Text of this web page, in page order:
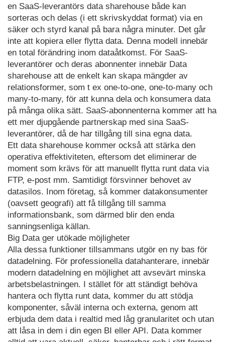
en SaaS-leverantörs data sharehouse både kan
sorteras och delas (i ett skrivskyddat format) via en
säker och styrd kanal på bara några minuter. Det går
inte att kopiera eller flytta data. Denna modell innebär
en total förändring inom dataåtkomst. För SaaS-
leverantörer och deras abonnenter innebär Data
sharehouse att de enkelt kan skapa mängder av
relationsformer, som t ex one-to-one, one-to-many och
many-to-many, för att kunna dela och konsumera data
på många olika sätt. SaaS-abonnenterna kommer att ha
ett mer djupgående partnerskap med sina SaaS-
leverantörer, då de har tillgång till sina egna data.
Ett data sharehouse kommer också att stärka den
operativa effektiviteten, eftersom det eliminerar de
moment som krävs för att manuellt flytta runt data via
FTP, e-post mm. Samtidigt försvinner behovet av
datasilos. Inom företag, så kommer datakonsumenter
(oavsett geografi) att få tillgång till samma
informationsbank, som därmed blir den enda
sanningsenliga källan.
Big Data ger utökade möjligheter
Alla dessa funktioner tillsammans utgör en ny bas för
datadelning. För professionella datahanterare, innebär
modern datadelning en möjlighet att avsevärt minska
arbetsbelastningen. I stället för att ständigt behöva
hantera och flytta runt data, kommer du att stödja
komponenter, såväl interna och externa, genom att
erbjuda dem data i realtid med låg granularitet och utan
att låsa in dem i din egen BI eller API. Data kommer